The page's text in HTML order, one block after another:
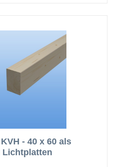
- 40 x 60 als
Lichtplatten